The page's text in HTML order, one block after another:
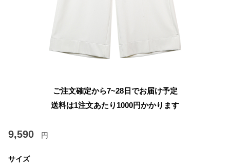
ご注文確定から7~28日でお届け予定
送料は1注文あたり 1000円かかります
9,590 円
サイズ